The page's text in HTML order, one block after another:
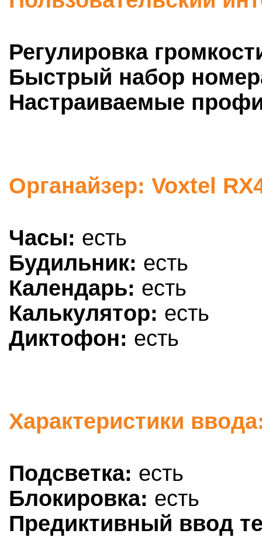
Регулировка
Быстрый набор
Настраиваемые
Органайзер: Voxtel
Часы: есть
Будильник: есть
Календарь: есть
Калькулятор: есть
Диктофон: есть
Характеристики
Подсветка: есть
Блокировка: есть
Предиктивный ввод